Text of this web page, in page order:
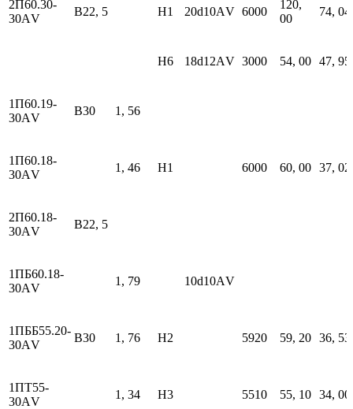
2П60.30-
30АV
В22, 5 H1 20d10АV 6000
120,
00
74, 04
H6 18d12АV 3000 54, 00 47, 95
1П60.19-
30АV
В30 1, 56
1П60.18-
30АV
1, 46 H1 6000 60, 00 37, 02
2П60.18-
30АV
В22, 5
1ПБ60.18-
30АV
1, 79 10d10АV
1ПББ55.20-
30АV
В30 1, 76 H2 5920 59, 20 36, 53
1ПТ55-
30АV
1, 34 H3 5510 55, 10 34, 00